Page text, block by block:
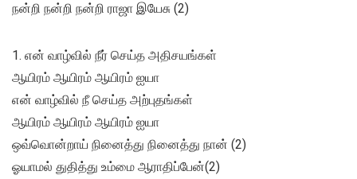
நன்றி நன்றி நன்றி ராஜா இயேசு (2)
1. என் வாழ்வில் நீர் செய்த அதிசயங்கள்
ஆயிரம் ஆயிரம் ஆயிரம் ஐயா
என் வாழ்வில் நீ செய்த அற்புதங்கள்
ஆயிரம் ஆயிரம் ஆயிரம் ஐயா
ஒவ்வொன்றாய் நினைத்து நினைத்து நான் (2)
ஓயாமல் துதித்து உம்மை ஆராதிப்பேன்(2)